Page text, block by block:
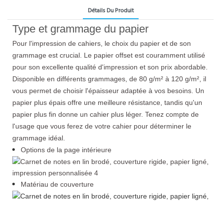
Détails Du Produit
Type et grammage du papier
Pour l'impression de cahiers, le choix du papier et de son
grammage est crucial. Le papier offset est couramment utilisé
pour son excellente qualité d'impression et son prix abordable.
Disponible en différents grammages, de 80 g/m² à 120 g/m², il
vous permet de choisir l'épaisseur adaptée à vos besoins. Un
papier plus épais offre une meilleure résistance, tandis qu'un
papier plus fin donne un cahier plus léger. Tenez compte de
l'usage que vous ferez de votre cahier pour déterminer le
grammage idéal.
Options de la page intérieure
Matériau de couverture